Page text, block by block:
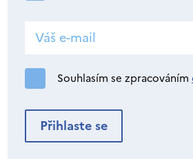
Souhlasím se zpracováním